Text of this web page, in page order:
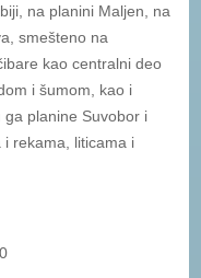
na planini Maljen, na
smešteno na
kao centralni deo
i šumom, kao i
planine Suvobor i
i rekama, liticama i